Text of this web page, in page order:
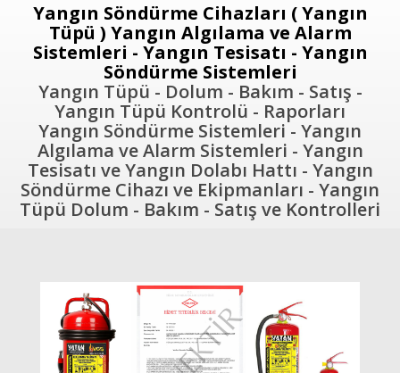
Yangın Söndürme Cihazları ( Yangın
Tüpü ) Yangın Algılama ve Alarm
Sistemleri - Yangın Tesisatı - Yangın
Söndürme Sistemleri
Yangın Tüpü - Dolum - Bakım - Satış -
Yangın Tüpü Kontrolü - Raporları
Yangın Söndürme Sistemleri - Yangın
Algılama ve Alarm Sistemleri - Yangın
Tesisatı ve Yangın Dolabı Hattı - Yangın
Söndürme Cihazı ve Ekipmanları - Yangın
Tüpü Dolum - Bakım - Satış ve Kontrolleri